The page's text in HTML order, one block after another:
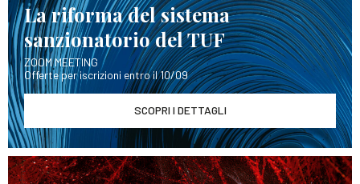
La riforma del sistema
sanzionatorio del TUF
ZOOM MEETING
Offerte per iscrizioni entro il 10/09
SCOPRI I DETTAGLI